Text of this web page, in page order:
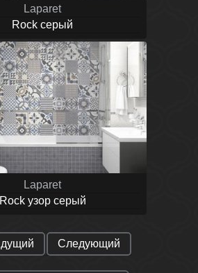
Laparet
Rock серый
Laparet
Rock узор серый
Следующий